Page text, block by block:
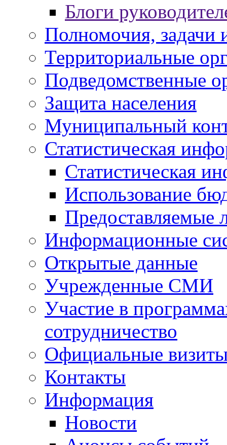
Блоги
Полномочия, задачи
Территориальные
Подведомственные
Защита населения
Муниципальный
Статистическая
Статистическая
Использование
Предоставляемые
Информационные
Открытые данные
Учрежденные СМИ
Участие в
сотрудничество
Официальные
Контакты
Информация
Новости